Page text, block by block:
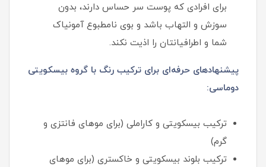
برای افرادی که پوست سر حساس دارند، بدون
سوزش و التهاب باشد و بوی نامطبوع آمونیاک
شما و اطرافیانتان را اذیت نکند.
پیشنهادهای حرفه‌ای برای ترکیب رنگ با گروه بیسکویتی
دوماسی:
ترکیب بیسکویتی و کاراملی (برای موهای فانتزی و
گرم)
ترکیب بلوند بیسکویتی و خاکستری (برای موهای